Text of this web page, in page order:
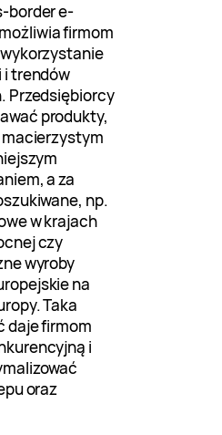
border e-
firmom
i trendów
Przedsiębiorcy
produkty,
a za
np.
w krajach
czy
wyroby
na
Taka
daje firmom
i
oraz